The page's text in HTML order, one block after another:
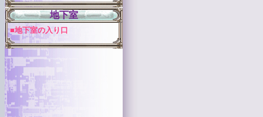
地下室
■地下室の入り口